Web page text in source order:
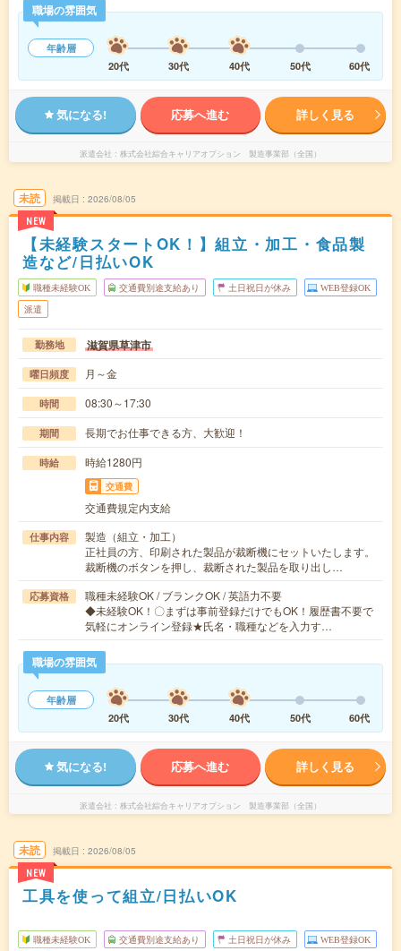
職場の雰囲気
年齢層
20代
30代 40代 50代 60代
気になる! 応募へ進む 詳しく見る
派遣会社 株式会社綜合キャリアオプション 製造事業部（全国）
未読
NEW
掲載日 2026/08/05
【未経験スタートOK！】組立・加工・食品製
造など/日払いOK
職種未経験OK 交通費別途支給あり 土日祝日が休み WEB登録OK
派遣
勤務地 滋賀県草津市
曜日頻度 月～金
時間 08:30～17:30
期間 長期でお仕事できる方、大歓迎！
時給 時給1280円
交通費
交通費規定内支給
仕事内容
製造（組立・加工）
正社員の方、印刷された製品が裁断機にセットいたします。
裁断機のボタンを押し、裁断された製品を取り出し…
応募資格
職種未経験OK / ブランクOK / 英語力不要
◆未経験OK！〇まずは事前登録だけでもOK！履歴書不要で
気軽にオンライン登録★氏名・職種などを入力す…
職場の雰囲気
年齢層
20代
30代 40代 50代 60代
気になる! 応募へ進む 詳しく見る
派遣会社 株式会社綜合キャリアオプション 製造事業部（全国）
未読
NEW
掲載日 2026/08/05
工具を使って組立/日払いOK
職種未経験OK 交通費別途支給あり 土日祝日が休み WEB登録OK